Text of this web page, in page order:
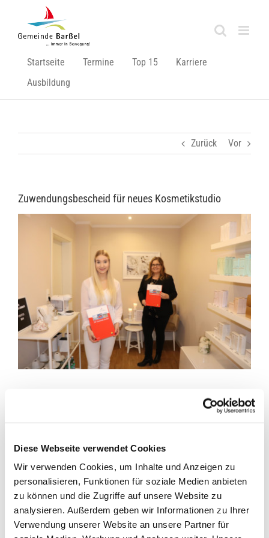
Diese Webseite verwendet Cookies
Wir verwenden Cookies, um Inhalte und Anzeigen zu
personalisieren, Funktionen für soziale Medien anbieten
zu können und die Zugriffe auf unsere Website zu
analysieren. Außerdem geben wir Informationen zu Ihrer
Verwendung unserer Website an unsere Partner für
springen
Startseite Termine Top 15
Karriere
Ausbildung
Zurück Vor
Zuwendungsbescheid für neues Kosmetikstudio
grösseres
kleine und mittelständische Unternehmen (KMU) erhielt
nun Lara Block für die Errichtung ihres Kosmetikstudios in
machte sich im September 2020 in ihrem Heimatort
selbstständig.Die Errichtung der dafür notwendigen
Betriebsstätte unterstützen der Landkreis und die
Gemeinde Barßel finanziell mit einem Zuschuss in Höhe von
maximal 3.986 Euro.